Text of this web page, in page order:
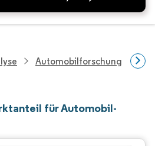
Automobilforschung
für Automobil-